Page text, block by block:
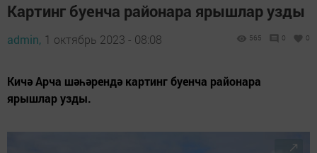
Картинг буенча районара ярышлар узды
admin, 1 октябрь 2023 - 08:08 565 0 0
Кичә Арча шәһәрендә картинг буенча районара
ярышлар узды.